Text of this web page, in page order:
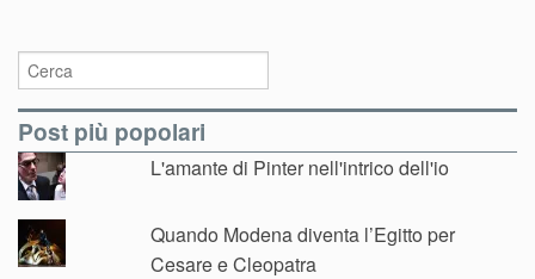
Post più popolari
L'amante di Pinter nell'intrico dell'io
Quando Modena diventa l’Egitto per
Cesare e Cleopatra